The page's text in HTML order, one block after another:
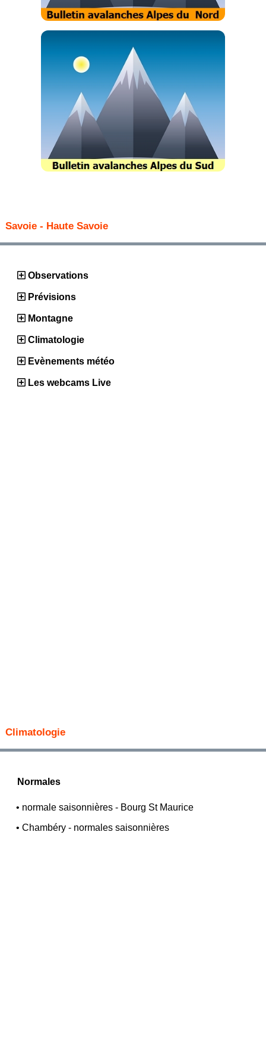
Savoie - Haute Savoie
Observations
Prévisions
Montagne
Climatologie
Evènements météo
Les webcams Live
Climatologie
Normales
• normale saisonnières - Bourg St Maurice
• Chambéry - normales saisonnières